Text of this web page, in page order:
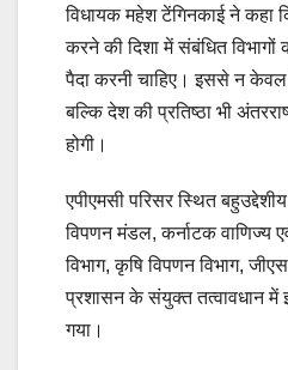
विधायक महेश टेंगिनकाई ने कहा
करने की दिशा में संबंधित
पैदा करनी चाहिए। इससे न
बल्कि देश की प्रतिष्ठा भी
होगी।
एपीएमसी परिसर स्थित
विपणन मंडल, कर्नाटक वाणिज्य
विभाग, कृषि विपणन विभाग,
प्रशासन के संयुक्त तत्वावधान
गया।